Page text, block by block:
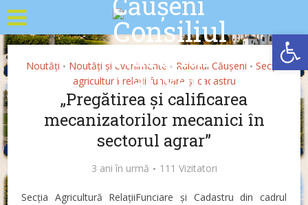
Noutăți • Noutăți și evenimente • Raionul Căușeni • Secția
agricultură relații funciare și cadastru
„Pregătirea și calificarea
mecanizatorilor mecanici în
sectorul agrar”
3 ani în urmă 111 Vizitatori
Secția Agricultură RelațiiFunciare și Cadastru din cadrul